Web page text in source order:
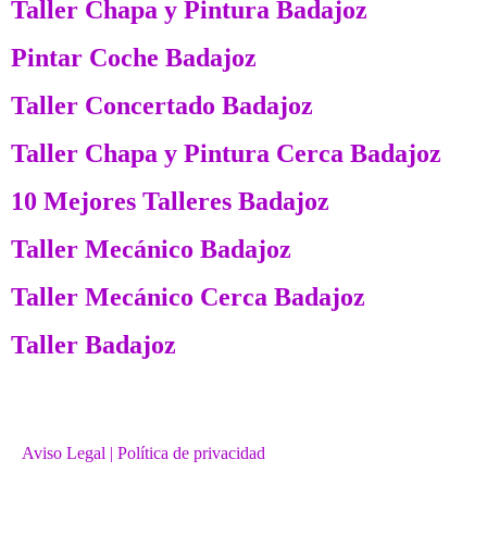
Taller Chapa y Pintura Badajoz
Pintar Coche Badajoz
Taller Concertado Badajoz
Taller Chapa y Pintura Cerca Badajoz
10 Mejores Talleres Badajoz
Taller Mecánico Badajoz
Taller Mecánico Cerca Badajoz
Taller Badajoz
Aviso Legal | Política de privacidad